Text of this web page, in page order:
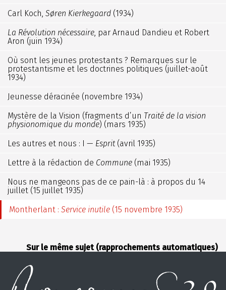
Carl Koch, Søren Kierkegaard (1934)
La Révolution nécessaire , par Arnaud Dandieu et Robert
Aron (juin 1934)
Où sont les jeunes protestants ? Remarques sur le
protestantisme et les doctrines politiques (juillet-août
1934)
Jeunesse déracinée (novembre 1934)
Mystère de la Vision (fragments d’un Traité de la vision
physionomique du monde) (mars 1935)
Les autres et nous : I — Esprit(avril 1935)
Lettre à la rédaction de Commune (mai 1935)
Nous ne mangeons pas de ce pain-là : à propos du 14
juillet (15 juillet 1935)
Montherlant : Service inutile (15 novembre 1935)
Sur le même sujet (rapprochements automatiques)